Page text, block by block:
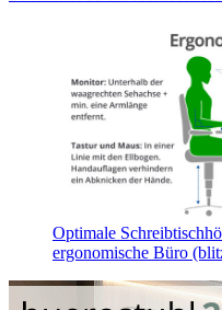
Optimale
ergonomische Büro